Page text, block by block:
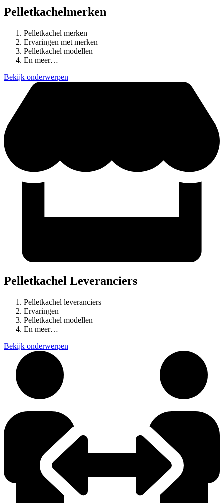
Pelletkachelmerken
Pelletkachel merken
Ervaringen met merken
Pelletkachel modellen
En meer…
Bekijk onderwerpen
Pelletkachel Leveranciers
Pelletkachel leveranciers
Ervaringen
Pelletkachel modellen
En meer…
Bekijk onderwerpen